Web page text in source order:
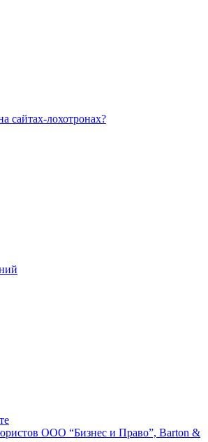
сайтах-лохотронах?
ООО “Бизнес и Право”, Barton &